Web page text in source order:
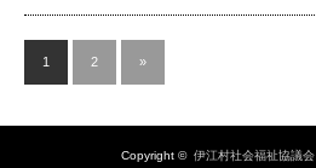
1 2 »
Copyright © 伊江村社会福祉協議会